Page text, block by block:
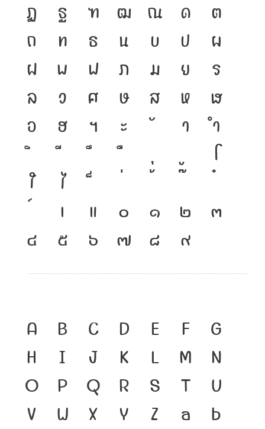
ฏ
ฐ ฑ ฒ ณ ด
ต
ถ
ท ธ น บ ป
ผ
ฝ
พ ฟ ภ ม ย
ร
ล
ว ศ ษ ส ห
ฬ
อ
ฮ ฯ ะ า
ำ
โ
ใ
ไ
เ
แ ๐ ๑ ๒
๓
๔
๕ ๖ ๗ ๘ ๙
A B C D E F
G
H
I J K L M
N
O
P Q R S T
U
V
W X Y Z a
b